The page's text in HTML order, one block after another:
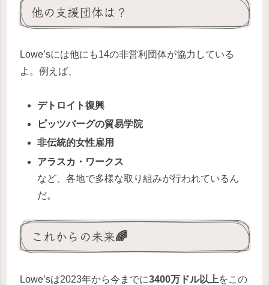
他の支援団体は？
Lowe’sには他にも14の非営利団体が協力している
よ。例えば、
デトロイト復興
ピッツバーグの貿易学院
非伝統的女性雇用
アラスカ・ワークス
など、各地で多様な取り組みが行われているん
だ。
これからの未来🌈
Lowe’sは2023年から今までに3400万ドル以上をこの